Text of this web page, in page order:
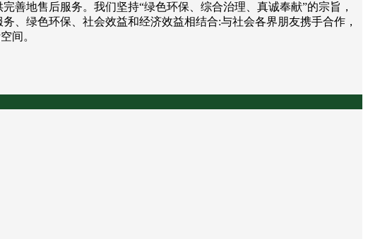
地售后服务。我们坚持“绿色环保、综合治理、真诚奉献”的宗旨，
、绿色环保、社会效益和经济效益相结合:与社会各界朋友携手合作，
间。